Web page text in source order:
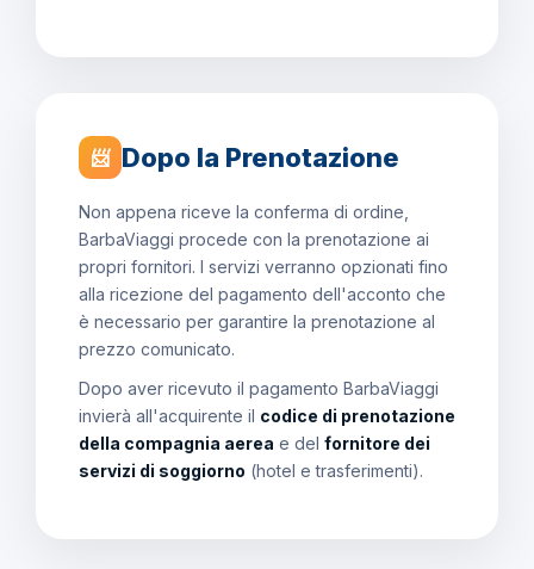
📨 Dopo la Prenotazione
Non appena riceve la conferma di ordine,
BarbaViaggi procede con la prenotazione ai
propri fornitori. I servizi verranno opzionati fino
alla ricezione del pagamento dell'acconto che
è necessario per garantire la prenotazione al
prezzo comunicato.
Dopo aver ricevuto il pagamento BarbaViaggi
invierà all'acquirente il codice di prenotazione
della compagnia aerea e del fornitore dei
servizi di soggiorno (hotel e trasferimenti).